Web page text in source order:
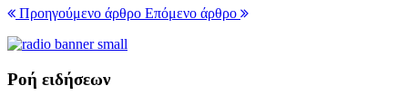
Προηγούμενο άρθρο Επόμενο άρθρο
Ροή ειδήσεων